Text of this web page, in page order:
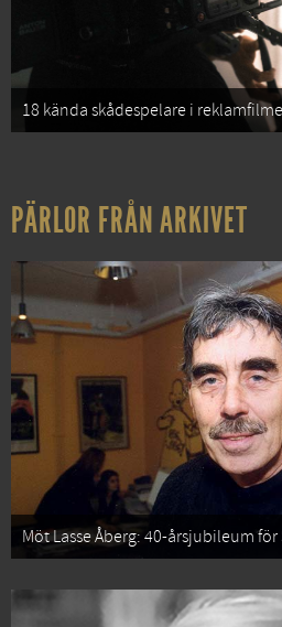
18 kända skådespelare i
PÄRLOR FRÅN ARKIVET
Möt Lasse Åberg: 40-årsjubileum för